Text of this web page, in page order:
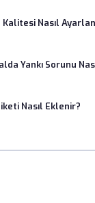
Nasıl
Yankı Sorunu
Nasıl Eklenir?